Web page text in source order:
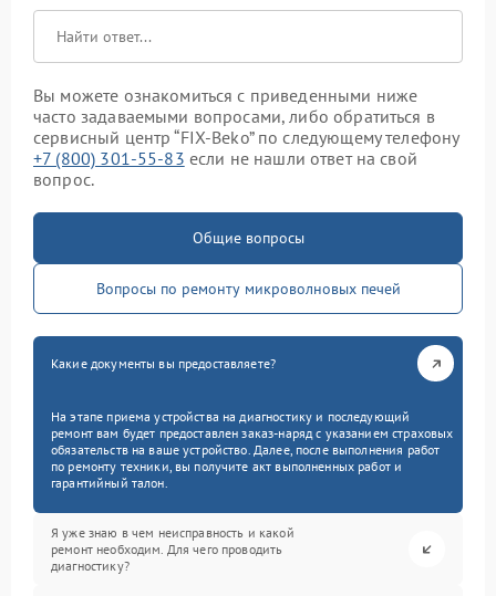
Вы можете ознакомиться с приведенными ниже
часто задаваемыми вопросами, либо обратиться в
сервисный центр “FIX-Beko” по следующему телефону
+7 (800) 301-55-83 если не нашли ответ на свой
вопрос.
Общие вопросы
Вопросы по ремонту микроволновых печей
Какие документы вы предоставляете?
На этапе приема устройства на диагностику и последующий
ремонт вам будет предоставлен заказ-наряд с указанием страховых
обязательств на ваше устройство. Далее, после выполнения работ
по ремонту техники, вы получите акт выполненных работ и
гарантийный талон.
Я уже знаю в чем неисправность и какой
ремонт необходим. Для чего проводить
диагностику?